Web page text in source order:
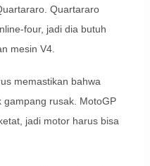
Quartararo
four, jadi dia butuh
mesin V4.
memastikan bahwa
gampang rusak. MotoGP
jadi motor harus bisa